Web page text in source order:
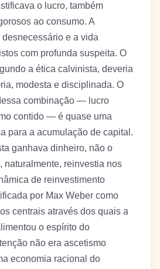
o lucro, também
ao consumo. A
e a vida
com profunda suspeita. O
a ética calvinista, deveria
modesta e disciplinada. O
combinação — lucro
contido — é quase uma
para a acumulação de capital.
ganhava dinheiro, não o
naturalmente, reinvestia nos
de reinvestimento
por Max Weber como
centrais através dos quais a
o espírito do
não era ascetismo
economia racional do